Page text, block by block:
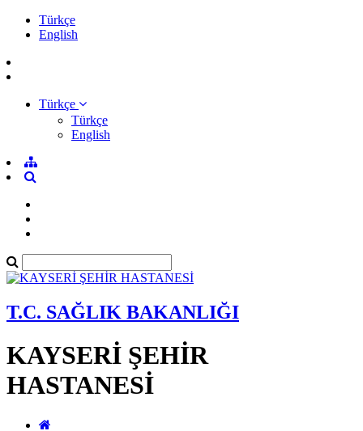
Türkçe
English
Türkçe
Türkçe
English
T.C. SAĞLIK BAKANLIĞI
KAYSERİ ŞEHİR
HASTANESİ